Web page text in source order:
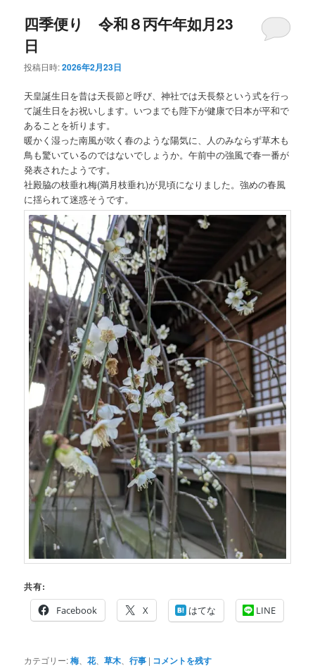
四季便り 令和８丙午年如月23
日
投稿日時:2026年2月23日
天皇誕生日を昔は天長節と呼び、神社では天長祭という式を行っ
て誕生日をお祝いします。いつまでも陛下が健康で日本が平和で
あることを祈ります。
暖かく湿った南風が吹く春のような陽気に、人のみならず草木も
鳥も驚いているのではないでしょうか。午前中の強風で春一番が
発表されたようです。
社殿脇の枝垂れ梅(満月枝垂れ)が見頃になりました。強めの春風
に揺られて迷惑そうです。
共有:
Facebook
X はてな LINE
カテゴリー:梅 、花、草木 、行事 | コメントを残す